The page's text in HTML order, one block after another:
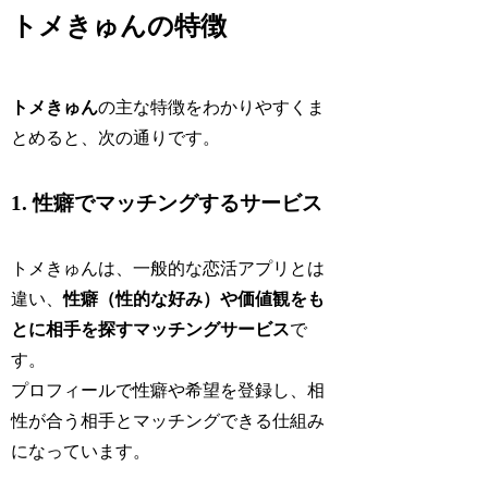
トメきゅんの特徴
トメきゅんの主な特徴をわかりやすくま
とめると、次の通りです。
1. 性癖でマッチングするサービス
トメきゅんは、一般的な恋活アプリとは
違い、性癖（性的な好み）や価値観をも
とに相手を探すマッチングサービスで
す。
プロフィールで性癖や希望を登録し、相
性が合う相手とマッチングできる仕組み
になっています。